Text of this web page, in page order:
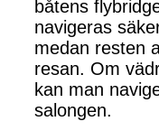
båtens
navigeras
medan resten
resan. Om
kan man
salongen.